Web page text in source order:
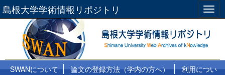
島根大学学術情報リポジトリ
SWANについて 論文の登録方法（学内の方へ）
利用につい